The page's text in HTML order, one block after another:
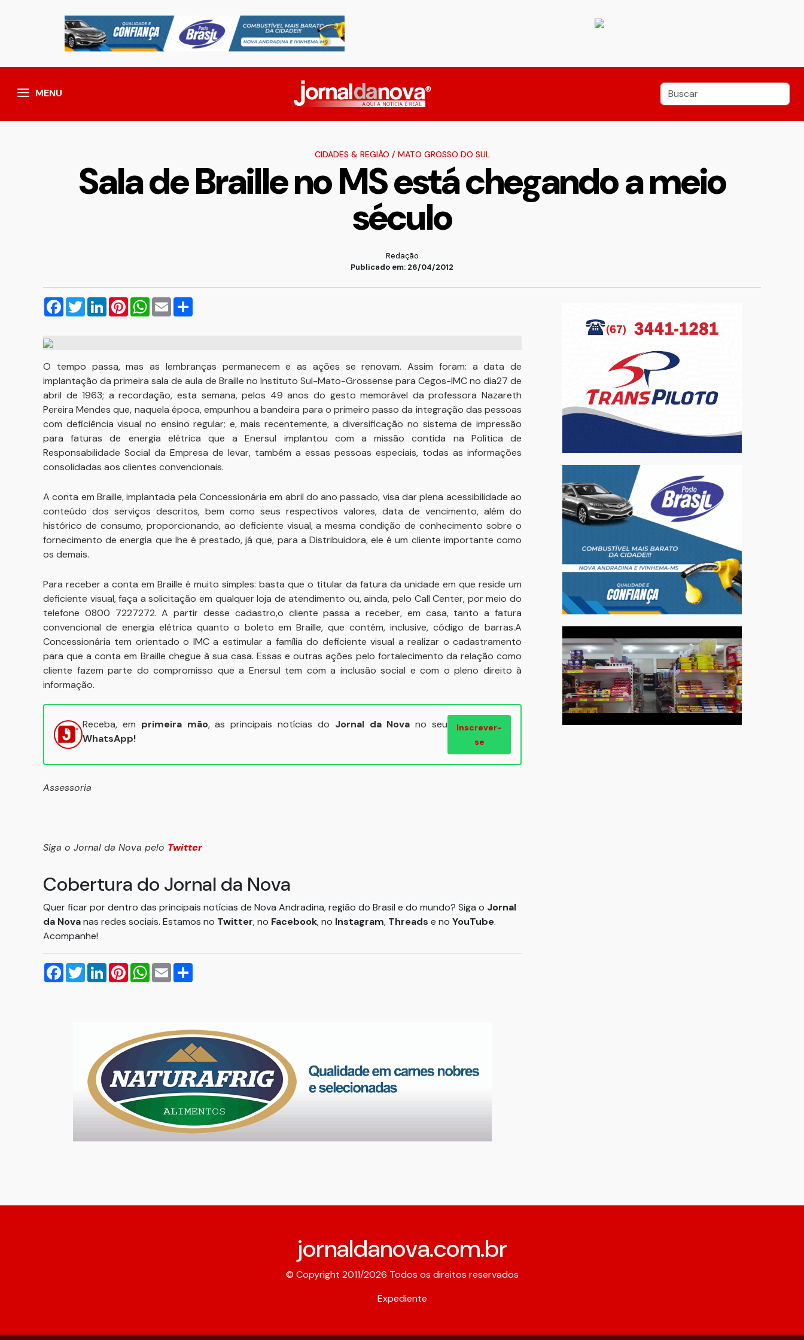
MENU
CIDADES & REGIÃO / MATO GROSSO DO SUL
Sala de Braille no MS está chegando a meio
século
Redação
Publicado em: 26/04/2012
Facebook
TwitterLinkedInPinterestWhatsApp
Email
O tempo passa, mas as lembranças permanecem e as ações se renovam. Assim foram: a data de
implantação da primeira sala de aula de Braille no Instituto Sul-Mato-Grossense para Cegos-IMC no dia27 de
abril de 1963; a recordação, esta semana, pelos 49 anos do gesto memorável da professora Nazareth
Pereira Mendes que, naquela época, empunhou a bandeira para o primeiro passo da integração das pessoas
com deficiência visual no ensino regular; e, mais recentemente, a diversificação no sistema de impressão
para faturas de energia elétrica que a Enersul implantou com a missão contida na Política de
Responsabilidade Social da Empresa de levar, também a essas pessoas especiais, todas as informações
consolidadas aos clientes convencionais.
A conta em Braille, implantada pela Concessionária em abril do ano passado, visa dar plena acessibilidade ao
conteúdo dos serviços descritos, bem como seus respectivos valores, data de vencimento, além do
histórico de consumo, proporcionando, ao deficiente visual, a mesma condição de conhecimento sobre o
fornecimento de energia que lhe é prestado, já que, para a Distribuidora, ele é um cliente importante como
os demais.
Para receber a conta em Braille é muito simples: basta que o titular da fatura da unidade em que reside um
deficiente visual, faça a solicitação em qualquer loja de atendimento ou, ainda, pelo Call Center, por meio do
telefone 0800 7227272. A partir desse cadastro,o cliente passa a receber, em casa, tanto a fatura
convencional de energia elétrica quanto o boleto em Braille, que contém, inclusive, código de barras.A
Concessionária tem orientado o IMC a estimular a família do deficiente visual a realizar o cadastramento
para que a conta em Braille chegue à sua casa. Essas e outras ações pelo fortalecimento da relação como
cliente fazem parte do compromisso que a Enersul tem com a inclusão social e com o pleno direito à
informação.
Receba, em primeira mão, as principais notícias do Jornal da Nova no seu
WhatsApp!
Inscrever-
se
Assessoria
Siga o Jornal da Nova pelo Twitter
Cobertura do Jornal da Nova
Quer ficar por dentro das principais notícias de Nova Andradina, região do Brasil e do mundo? Siga o Jornal
da Novanas redes sociais. Estamos no Twitter, no Facebook, no Instagram, Threads e no YouTube.
Acompanhe!
Facebook
TwitterLinkedInPinterestWhatsApp
Email
jornaldanova.com.br
© Copyright 2011/2026 Todos os direitos reservados
Expediente